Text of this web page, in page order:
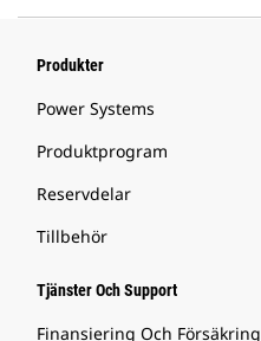
Produkter
Power Systems
Produktprogram
Reservdelar
Tillbehör
Tjänster Och Support
Finansiering Och Försäkring